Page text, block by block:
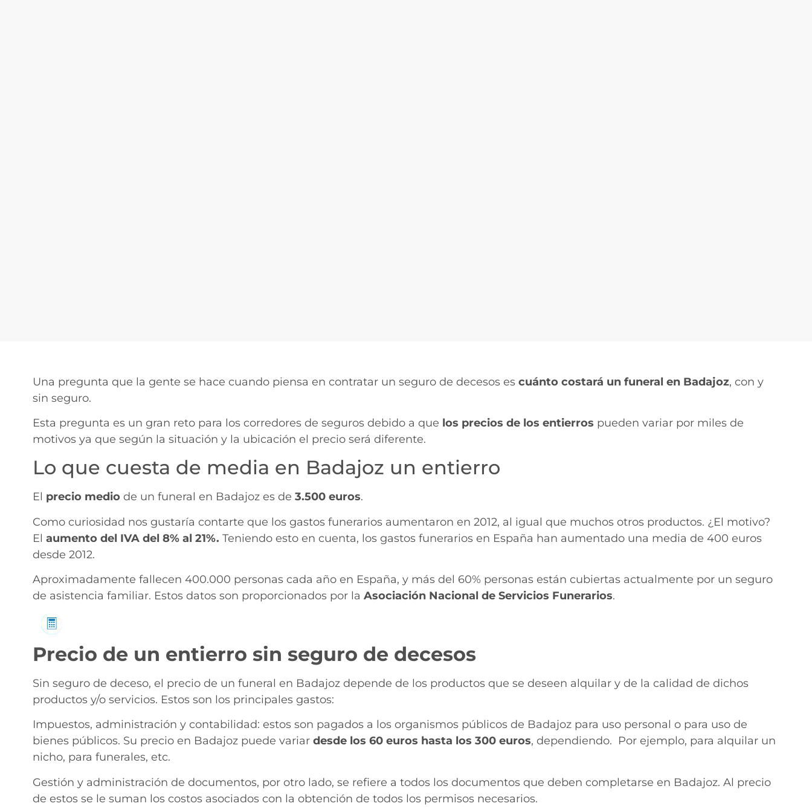
Una pregunta que la gente se hace cuando piensa en contratar un seguro de decesos es cuánto costará un funeral en Badajoz, con y
sin seguro.
Esta pregunta es un gran reto para los corredores de seguros debido a que los precios de los entierros pueden variar por miles de
motivos ya que según la situación y la ubicación el precio será diferente.
Lo que cuesta de media en Badajoz un entierro
El precio mediode un funeral en Badajoz es de 3.500 euros.
Como curiosidad nos gustaría contarte que los gastos funerarios aumentaron en 2012, al igual que muchos otros productos. ¿El motivo?
El aumento del IVA del 8% al 21%. Teniendo esto en cuenta, los gastos funerarios en España han aumentado una media de 400 euros
desde 2012.
Aproximadamente fallecen 400.000 personas cada año en España, y más del 60% personas están cubiertas actualmente por un seguro
de asistencia familiar. Estos datos son proporcionados por la Asociación Nacional de Servicios Funerarios.
Precio de un entierro sin seguro de decesos
Sin seguro de deceso, el precio de un funeral en Badajoz depende de los productos que se deseen alquilar y de la calidad de dichos
productos y/o servicios. Estos son los principales gastos:
Impuestos, administración y contabilidad: estos son pagados a los organismos públicos de Badajoz para uso personal o para uso de
bienes públicos. Su precio en Badajoz puede variar desde los 60 euros hasta los 300 euros, dependiendo. Por ejemplo, para alquilar un
nicho, para funerales, etc.
Gestión y administración de documentos, por otro lado, se refiere a todos los documentos que deben completarse en Badajoz. Al precio
de estos se le suman los costos asociados con la obtención de todos los permisos necesarios.